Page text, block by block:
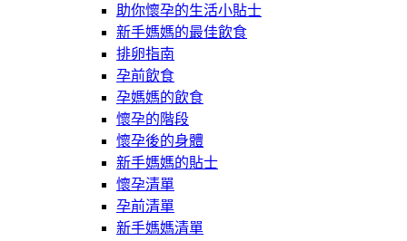
助你懷孕的生活小貼士
新手媽媽的最佳飲食
排卵指南
孕前飲食
孕媽媽的飲食
懷孕的階段
懷孕後的身體
新手媽媽的貼士
懷孕清單
孕前清單
新手媽媽清單